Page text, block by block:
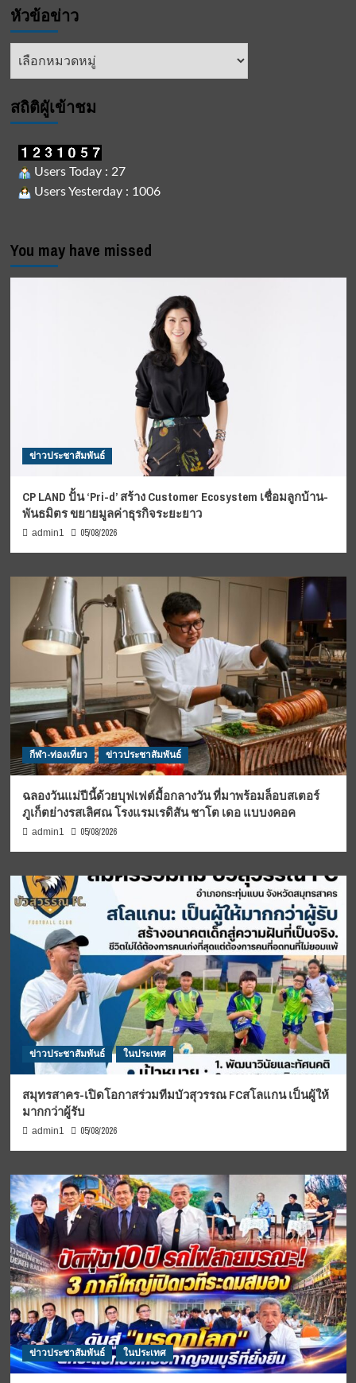
หัวข้อข่าว
หัวข้อ
สถิติผูัเข้าชม
Users Today : 27
Users Yesterday : 1006
You may have missed
ข่าวประชาสัมพันธ์
CP LAND ปั้น ‘Pri-d’ สร้าง Customer Ecosystem เชื่อมลูกบ้าน-
พันธมิตร ขยายมูลค่าธุรกิจระยะยาว
admin1 05/08/2026
กีฬา-ท่องเที่ยว ข่าวประชาสัมพันธ์
ฉลองวันแม่ปีนี้ด้วยบุฟเฟต์มื้อกลางวัน ที่มาพร้อมล็อบสเตอร์
ภูเก็ตย่างรสเลิศณ โรงแรมเรดิสัน ชาโต เดอ แบบงคอค
admin1 05/08/2026
ข่าวประชาสัมพันธ์ ในประเทศ
สมุทรสาคร-เปิดโอกาสร่วมทีมบัวสุวรรณ FCสโลแกน เป็นผู้ให้
มากกว่าผู้รับ
admin1 05/08/2026
ข่าวประชาสัมพันธ์ ในประเทศ